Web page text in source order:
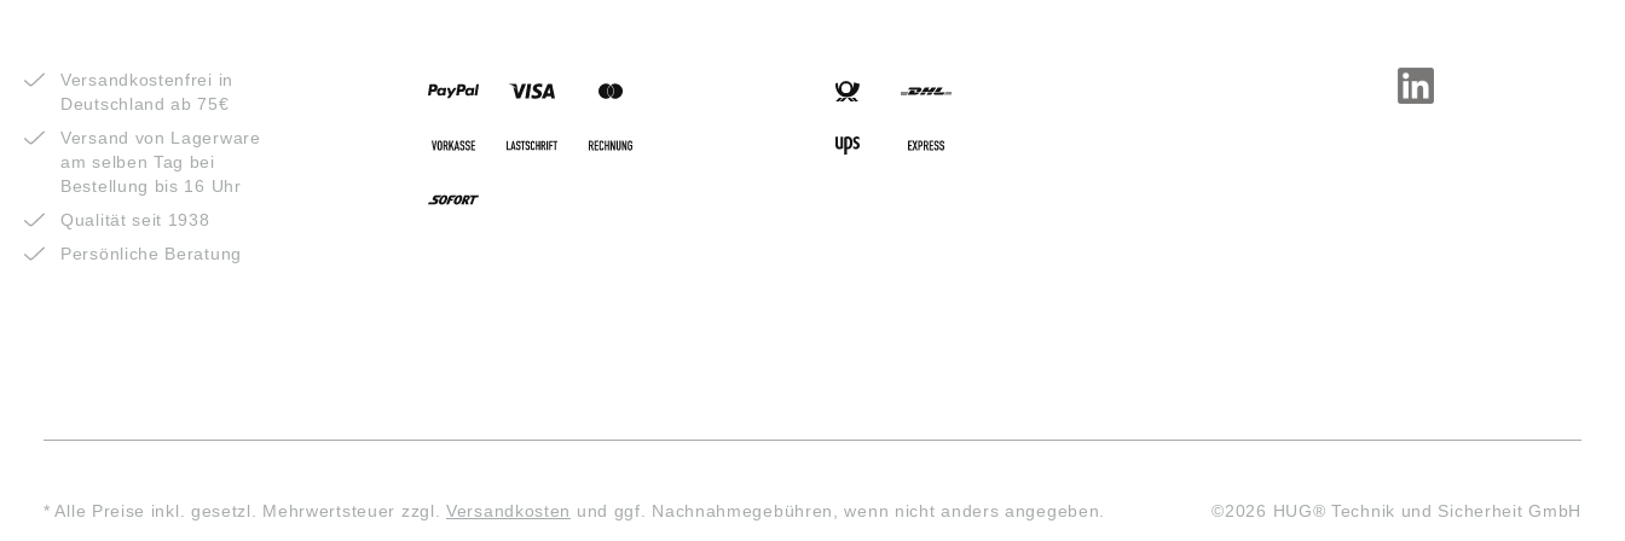
Versandkostenfrei in
Deutschland ab 75€
Versand von Lagerware
am selben Tag bei
Bestellung bis 16 Uhr
Qualität seit 1938
Persönliche Beratung
* Alle Preise inkl. gesetzl. Mehrwertsteuer zzgl.Versandkosten und ggf. Nachnahmegebühren, wenn nicht anders angegeben. ©2026 HUG® Technik und Sicherheit GmbH